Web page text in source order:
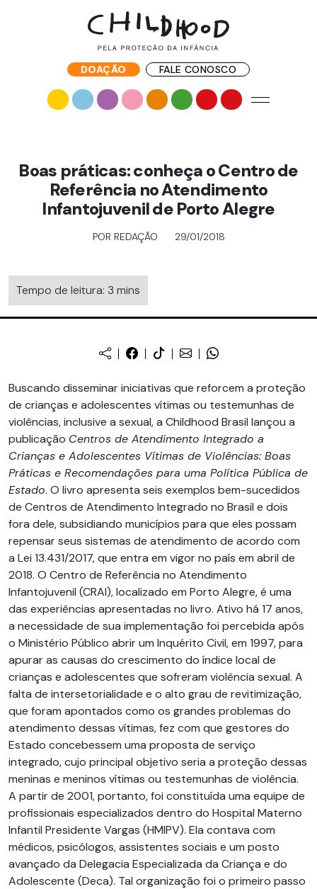
DOAÇÃO FALE CONOSCO
Boas práticas: conheça o Centro de
Referência no Atendimento
Infantojuvenil de Porto Alegre
POR REDAÇÃO 29/01/2018
Tempo de leitura: 3 mins
Buscando disseminar iniciativas que reforcem a proteção
de crianças e adolescentes vítimas ou testemunhas de
violências, inclusive a sexual, a Childhood Brasil lançou a
publicação Centros de Atendimento Integrado a
Crianças e Adolescentes Vítimas de Violências: Boas
Práticas e Recomendações para uma Política Pública de
Estado. O livro apresenta seis exemplos bem-sucedidos
de Centros de Atendimento Integrado no Brasil e dois
fora dele, subsidiando municípios para que eles possam
repensar seus sistemas de atendimento de acordo com
a Lei 13.431/2017, que entra em vigor no país em abril de
2018. O Centro de Referência no Atendimento
Infantojuvenil (CRAI), localizado em Porto Alegre, é uma
das experiências apresentadas no livro. Ativo há 17 anos,
a necessidade de sua implementação foi percebida após
o Ministério Público abrir um Inquérito Civil, em 1997, para
apurar as causas do crescimento do índice local de
crianças e adolescentes que sofreram violência sexual. A
falta de intersetorialidade e o alto grau de revitimização,
que foram apontados como os grandes problemas do
atendimento dessas vítimas, fez com que gestores do
Estado concebessem uma proposta de serviço
integrado, cujo principal objetivo seria a proteção dessas
meninas e meninos vítimas ou testemunhas de violência.
A partir de 2001, portanto, foi constituída uma equipe de
profissionais especializados dentro do Hospital Materno
Infantil Presidente Vargas (HMIPV). Ela contava com
médicos, psicólogos, assistentes sociais e um posto
avançado da Delegacia Especializada da Criança e do
Adolescente (Deca). Tal organização foi o primeiro passo